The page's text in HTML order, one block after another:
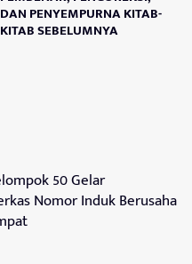
DAN PENYEMPURNA KITAB-
KITAB SEBELUMNYA
50 Gelar
Nomor Induk Berusaha